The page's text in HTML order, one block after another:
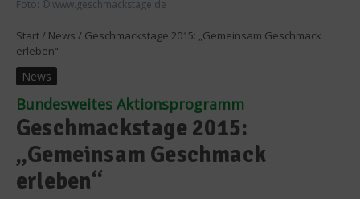
Foto: © www.geschmackstage.de
Start / News / Geschmackstage 2015: „Gemeinsam Geschmack
erleben“
News
Bundesweites Aktionsprogramm
Geschmackstage 2015:
„Gemeinsam Geschmack
erleben“